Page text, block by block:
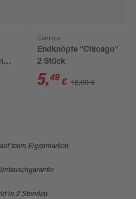
2
Gardinia
Endknöpfe "Chicago"
2 Stück
5,49 € 12,99 €
toom Eigenmarken
in 2 Stunden